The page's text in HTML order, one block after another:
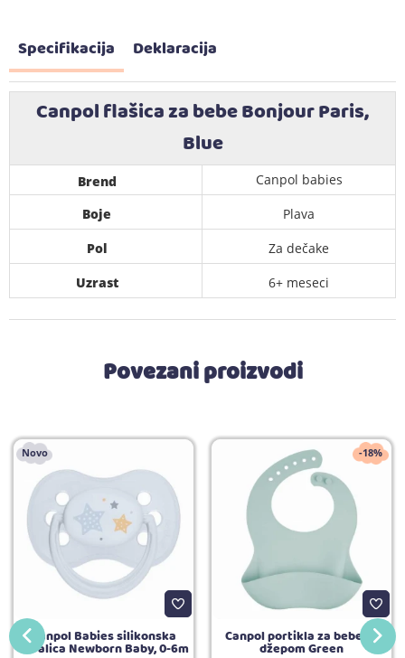
Specifikacija Deklaracija
Canpol flašica za bebe Bonjour Paris,
Blue
Brend
Canpol babies
Boje
Plava
Pol
Za dečake
Uzrast
6+ meseci
Povezani proizvodi
Novo
Canpol Babies silikonska
varalica Newborn Baby, 0-6m
-18%
Canpol portikla za bebe sa
džepom Green